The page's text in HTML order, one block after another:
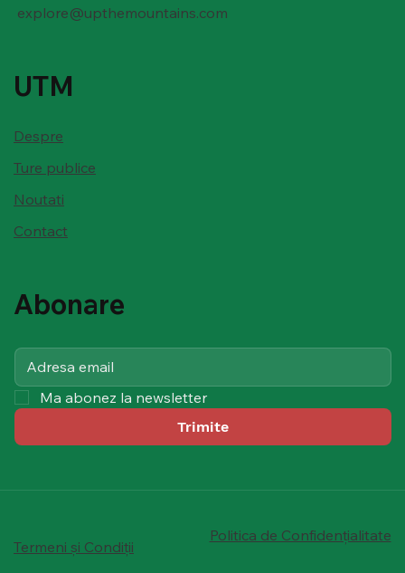
explore@upthemountains.com
UTM
Despre
Ture publice
Noutati
Contact
Abonare
Ma abonez la newsletter
Trimite
Politica de Confidențialitate
Termeni și Condiții